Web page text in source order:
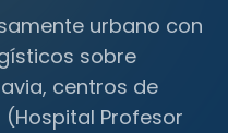
urbano con
sobre
centros de
Profesor